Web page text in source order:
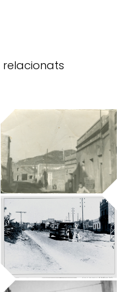
relacionats
Pel carrer